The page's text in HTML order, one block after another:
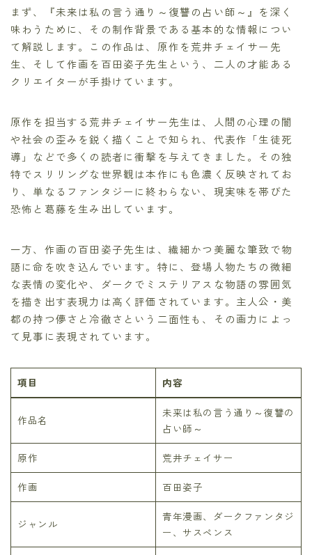
まず、『未来は私の言う通り～復讐の占い師～』を深く
味わうために、その制作背景である基本的な情報につい
て解説します。この作品は、原作を荒井チェイサー先
生、そして作画を百田姿子先生という、二人の才能ある
クリエイターが手掛けています。
原作を担当する荒井チェイサー先生は、人間の心理の闇
や社会の歪みを鋭く描くことで知られ、代表作「生徒死
導」などで多くの読者に衝撃を与えてきました。その独
特でスリリングな世界観は本作にも色濃く反映されてお
り、単なるファンタジーに終わらない、現実味を帯びた
恐怖と葛藤を生み出しています。
一方、作画の百田姿子先生は、繊細かつ美麗な筆致で物
語に命を吹き込んでいます。特に、登場人物たちの微細
な表情の変化や、ダークでミステリアスな物語の雰囲気
を描き出す表現力は高く評価されています。主人公・美
都の持つ儚さと冷徹さという二面性も、その画力によっ
て見事に表現されています。
項目 内容
作品名
未来は私の言う通り～復讐の
占い師～
原作 荒井チェイサー
作画 百田姿子
ジャンル
青年漫画、ダークファンタジ
ー、サスペンス